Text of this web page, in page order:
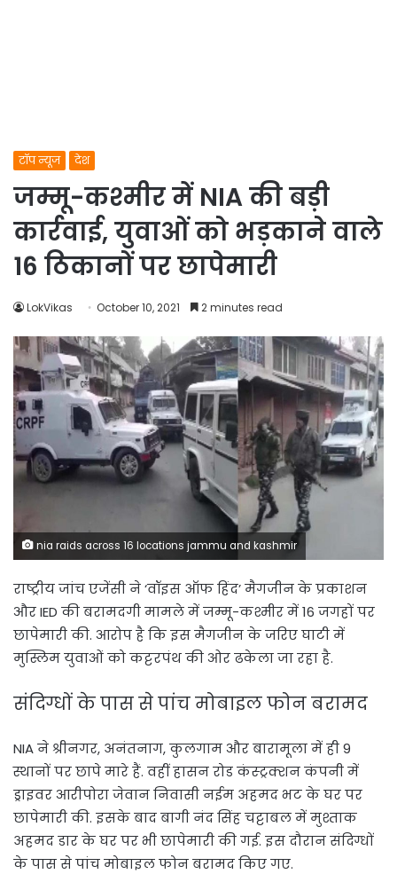
टॉप न्यूज देश
जम्मू-कश्मीर में NIA की बड़ी
कार्रवाई, युवाओं को भड़काने वाले
16 ठिकानों पर छापेमारी
LokVikas October 10, 2021 2 minutes read
nia raids across 16 locations jammu and kashmir
राष्ट्रीय जांच एजेंसी ने ‘वॉइस ऑफ हिंद’ मैगजीन के प्रकाशन
और IED की बरामदगी मामले में जम्मू-कश्मीर में 16 जगहों पर
छापेमारी की. आरोप है कि इस मैगजीन के जरिए घाटी में
मुस्लिम युवाओं को कट्टरपंथ की ओर ढकेला जा रहा है.
संदिग्धों के पास से पांच मोबाइल फोन बरामद
NIA ने श्रीनगर, अनंतनाग, कुलगाम और बारामूला में ही 9
स्थानों पर छापे मारे हैं. वहीं हासन रोड कंस्ट्रक्शन कंपनी में
ड्राइवर आरीपोरा जेवान निवासी नईम अहमद भट के घर पर
छापेमारी की. इसके बाद बागी नंद सिंह चट्टाबल में मुश्ताक
अहमद डार के घर पर भी छापेमारी की गई. इस दौरान संदिग्धों
के पास से पांच मोबाइल फोन बरामद किए गए.